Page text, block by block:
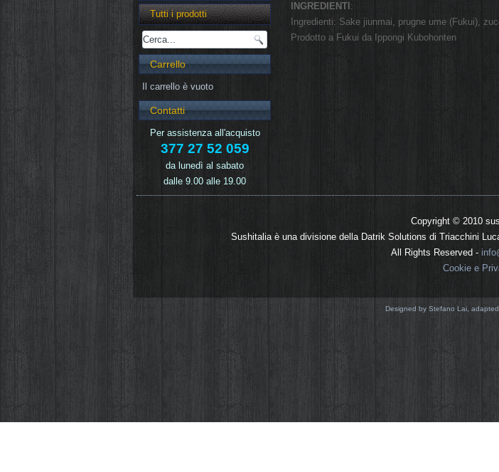
Tutti i prodotti
Carrello
Il carrello è vuoto
Contatti
Per assistenza all'acquisto
377 27 52 059
da lunedì al sabato
dalle 9.00 alle 19.00
INGREDIENTI :
Ingredienti: Sake jiunmai, prugne ume (Fukui),
Prodotto a Fukui da Ippongi Kubohonten
Copyright © 2010
Sushitalia è una divisione della Datrik Solutions di Triacchini
All Rights Reserved -
Cookie e
Designed by Stefano Lai,